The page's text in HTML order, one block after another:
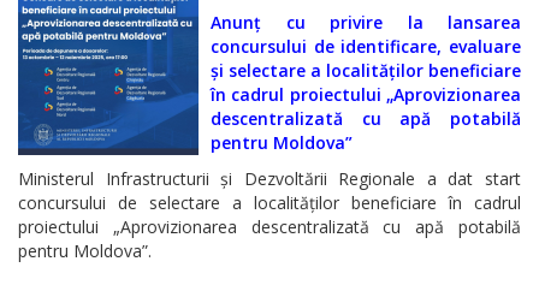
Serviciul
Arhivă
Serviciul
Juridic
Serviciul
Audit
Anunț cu privire la lansarea
concursului de identificare, evaluare
și selectare a localităților beneficiare
în cadrul proiectului „Aprovizionarea
descentralizată cu apă potabilă
pentru Moldova”
Ministerul Infrastructurii și Dezvoltării Regionale a dat start
concursului de selectare a localităților beneficiare în cadrul
proiectului „Aprovizionarea descentralizată cu apă potabilă
pentru Moldova”.